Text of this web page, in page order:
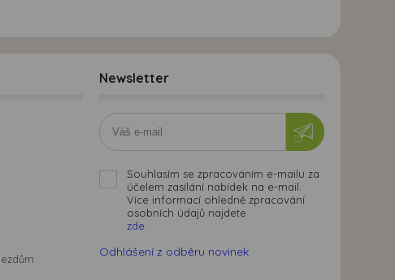
Newsletter
Souhlasím se zpracováním e-mailu za
účelem zasílání nabídek na e-mail.
Více informací ohledně zpracování
osobních údajů najdete
zde.
Odhlášení z odběru novinek